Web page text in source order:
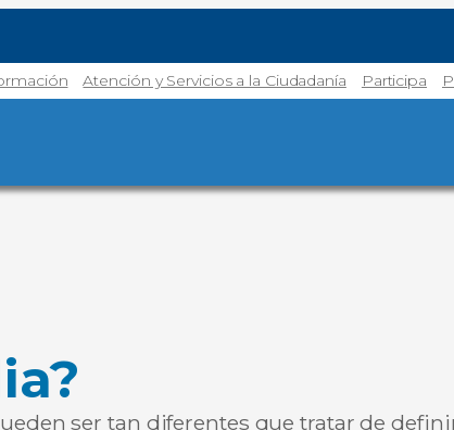
Atención y Servicios a la Ciudadanía Participa
ser tan diferentes que tratar de